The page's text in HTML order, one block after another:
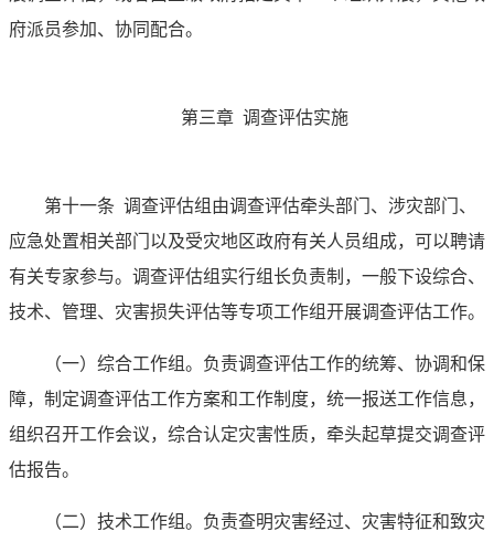
府派员参加、协同配合。
第三章 调查评估实施
第十一条 调查评估组由调查评估牵头部门、涉灾部门、
应急处置相关部门以及受灾地区政府有关人员组成，可以聘请
有关专家参与。调查评估组实行组长负责制，一般下设综合、
技术、管理、灾害损失评估等专项工作组开展调查评估工作。
（一）综合工作组。 负责调查评估工作的统筹、协调和保
障，制定调查评估工作方案和工作制度，统一报送工作信息，
组织召开工作会议，综合认定灾害性质，牵头起草提交调查评
估报告。
（二）技术工作组。 负责查明灾害经过、灾害特征和致灾